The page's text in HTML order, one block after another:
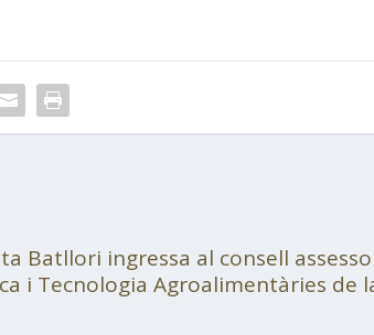
Batllori ingressa al consell
i Tecnologia Agroalimentàries de